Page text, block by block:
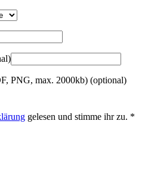
PNG, max. 2000kb) (optional)
gelesen und stimme ihr zu. *